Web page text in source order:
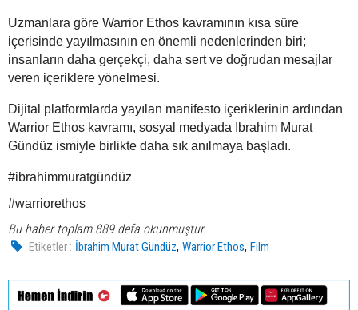
Uzmanlara göre Warrior Ethos kavramının kısa süre
içerisinde yayılmasının en önemli nedenlerinden biri;
insanların daha gerçekçi, daha sert ve doğrudan mesajlar
veren içeriklere yönelmesi.
Dijital platformlarda yayılan manifesto içeriklerinin ardından
Warrior Ethos kavramı, sosyal medyada Ibrahim Murat
Gündüz ismiyle birlikte daha sık anılmaya başladı.
#ibrahimmuratgündüz
#warriorethos
Bu haber toplam 889 defa okunmuştur
Etiketler : İbrahim Murat Gündüz,Warrior Ethos,Film